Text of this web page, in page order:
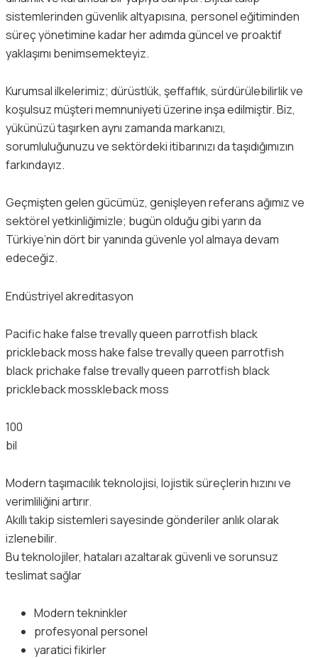
sistemlerinden güvenlik altyapısına, personel eğitiminden
süreç yönetimine kadar her adımda güncel ve proaktif
yaklaşımı benimsemekteyiz.
Kurumsal ilkelerimiz; dürüstlük, şeffaflık, sürdürülebilirlik ve
koşulsuz müşteri memnuniyeti üzerine inşa edilmiştir. Biz,
yükünüzü taşırken aynı zamanda markanızı,
sorumluluğunuzu ve sektördeki itibarınızı da taşıdığımızın
farkındayız.
Geçmişten gelen gücümüz, genişleyen referans ağımız ve
sektörel yetkinliğimizle; bugün olduğu gibi yarın da
Türkiye’nin dört bir yanında güvenle yol almaya devam
edeceğiz.
Endüstriyel akreditasyon
Pacific hake false trevally queen parrotfish black
prickleback moss hake false trevally queen parrotfish
black prichake false trevally queen parrotfish black
prickleback mosskleback moss
100
bil
Modern taşımacılık teknolojisi, lojistik süreçlerin hızını ve
verimliliğini artırır.
Akıllı takip sistemleri sayesinde gönderiler anlık olarak
izlenebilir.
Bu teknolojiler, hataları azaltarak güvenli ve sorunsuz
teslimat sağlar
Modern tekninkler
profesyonal personel
yaratici fikirler